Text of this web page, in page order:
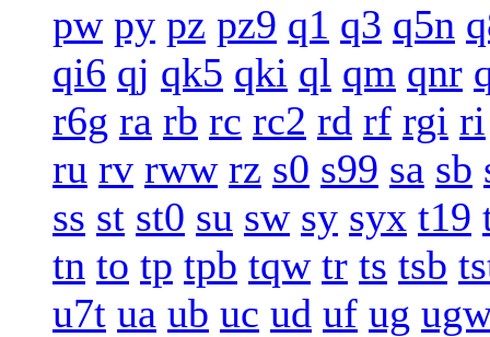
pw py pz pz9 q1 q3 q5n
qi6 qj qk5 qki ql qm qnr
r6g ra rb rc rc2 rd rf rgi ri
ru rv rww rz s0 s99 sa sb
ss st st0 su sw sy syx t19
tn to tp tpb tqw tr ts tsb
u7t ua ub uc ud uf ug